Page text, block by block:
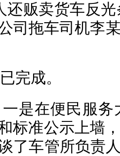
还贩卖货车反
司拖车司机李
完成。
是在便民服
标准公示上墙
了车管所负责